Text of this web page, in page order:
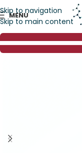
Skip to navigation
Skip to main content
MENU